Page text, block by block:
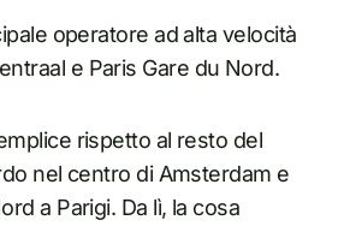
operatore ad alta velocità
e Paris Gare du Nord.
rispetto al resto del
nel centro di Amsterdam e
a Parigi. Da lì, la cosa